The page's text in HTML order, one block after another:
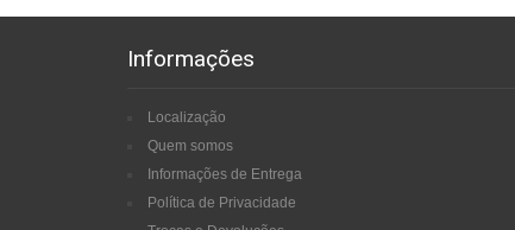
Informações
Localização
Quem somos
Informações de Entrega
Política de Privacidade